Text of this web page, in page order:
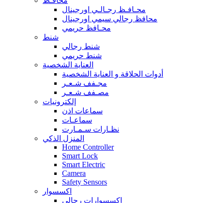
محـافـظ رجـالـي اورجينال
محافظ رجالي سيمي اورجينال
محـافظ حريمي
شنط
شنط رجالي
شنط حريمي
العناية الشخصية
أدوات الحلاقة و العناية الشخصية
مجـفف شـعـر
مصـفف شـعـر
إلكترونيات
سماعات اذن
سماعـات
نظـارات سـمـارت
المنزل الذكي
Home Controller
Smart Lock
Smart Electric
Camera
Safety Sensors
اكسسوار
اكسسوارات رجالي